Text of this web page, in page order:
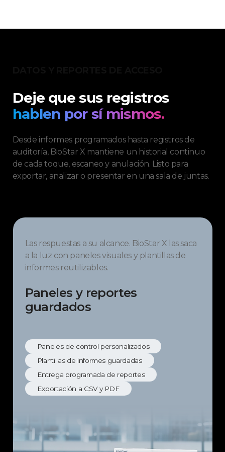
Deje que sus registros
hablen por sí mismos.
Desde informes programados hasta registros de
auditoría, BioStar X mantiene un historial continuo
de cada toque, escaneo y anulación. Listo para
exportar, analizar o presentar en una sala de juntas.
Las respuestas a su alcance. BioStar X las saca
a la luz con paneles visuales y plantillas de
informes reutilizables.
Paneles y reportes
guardados
Paneles de control personalizados
Plantillas de informes guardadas
Entrega programada de reportes
Exportación a CSV y PDF